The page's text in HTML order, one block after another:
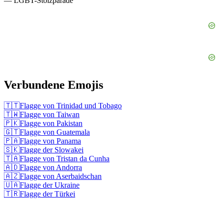
Verbundene Emojis
🇹🇹Flagge von Trinidad und Tobago
🇹🇼Flagge von Taiwan
🇵🇰Flagge von Pakistan
🇬🇹Flagge von Guatemala
🇵🇦Flagge von Panama
🇸🇰Flagge der Slowakei
🇹🇦Flagge von Tristan da Cunha
🇦🇩Flagge von Andorra
🇦🇿Flagge von Aserbaidschan
🇺🇦Flagge der Ukraine
🇹🇷Flagge der Türkei